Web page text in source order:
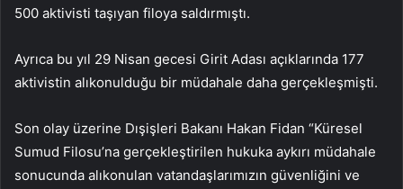
500 aktivisti taşıyan filoya saldırmıştı.
Ayrıca bu yıl 29 Nisan gecesi Girit Adası açıklarında 177
aktivistin alıkonulduğu bir müdahale daha gerçekleşmişti.
Son olay üzerine Dışişleri Bakanı Hakan Fidan “Küresel
Sumud Filosu’na gerçekleştirilen hukuka aykırı müdahale
sonucunda alıkonulan vatandaşlarımızın güvenliğini ve